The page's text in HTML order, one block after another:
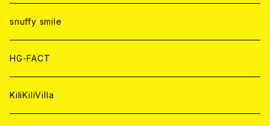
ANALOG
ANALOG
CD
ANALOG
CD
ANALOG
WORLD
CD
ANALOG
snuffy smile
HG-FACT
KiliKiliVilla